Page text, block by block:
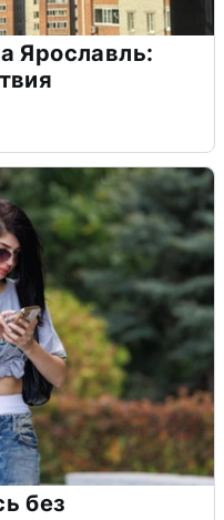
Ярославль:
без